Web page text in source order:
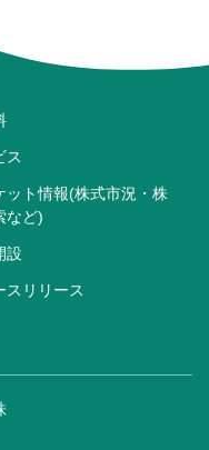
ス
ット情報(株式市況・株
など)
設
スリリース